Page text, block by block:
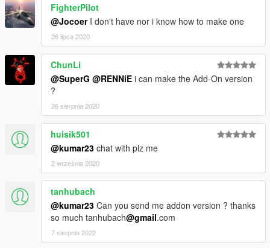
FighterPilot
@JocoerI don't have nor i know how to make one
26 lipca 2020
ChunLi
@SuperG @RENNiE i can make the Add-On version
?
26 sierpnia 2020
huisik501
@kumar23 chat with plz me
2 września 2020
tanhubach
@kumar23 Can you send me addon version ? thanks
so much tanhubach@gmail.com
7 sierpnia 2022